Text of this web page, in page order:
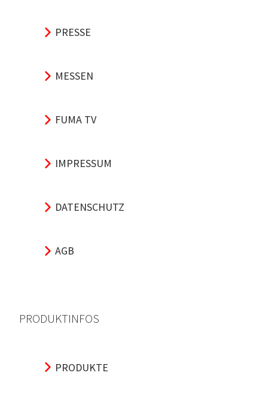
PRESSE
MESSEN
FUMA TV
IMPRESSUM
DATENSCHUTZ
AGB
PRODUKTINFOS
PRODUKTE